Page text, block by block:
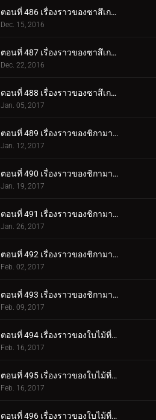
ตอนที่ 486 เรื่องราวของซาสึเกะ พระอาทิตย์ขึ้น ตอนที่ 3 ฟูชิน
Dec. 15, 2016
ตอนที่ 487 เรื่องราวของซาสึเกะ พระอาทิตย์ขึ้น ตอนที่ 4: เคตสึริวกัน
Dec. 22, 2016
ตอนที่ 488 เรื่องราวของซาสึเกะ พระอาทิตย์ขึ้น ตอนที่ 5: สิ่งสุดท้าย
Jan. 05, 2017
ตอนที่ 489 เรื่องราวของชิกามารุ เมฆล่องลอยในความมืดอันเงียบสงบ ตอนที่ 1: สถานการณ์
Jan. 12, 2017
ตอนที่ 490 เรื่องราวของชิกามารุ เมฆล่องลอยในความมืดอันเงียบสงบ ตอนที่ 2 เมฆดำ
Jan. 19, 2017
ตอนที่ 491 เรื่องราวของชิกามารุ เมฆล่องลอยไปในความมืดอันเงียบสงบ ตอนที่ 3: ความประมาท
Jan. 26, 2017
ตอนที่ 492 เรื่องราวของชิกามารุ เมฆล่องลอยในความมืดอันเงียบสงบ ตอนที่ 4: เมฆแห่งความสงสัย
Feb. 02, 2017
ตอนที่ 493 เรื่องราวของชิกามารุ เมฆล่องลอยในความมืดอันเงียบสงบ ตอนที่ 5 รุ่งอรุณ
Feb. 09, 2017
ตอนที่ 494 เรื่องราวของใบไม้ที่ซ่อนอยู่ วันที่สมบูรณ์แบบสำหรับงานแต่งงาน ตอนที่ 1 งานแต่งงานของนารูโตะ
Feb. 16, 2017
ตอนที่ 495 เรื่องราวของใบไม้ที่ซ่อนอยู่ วันที่สมบูรณ์แบบสำหรับงานแต่งงาน ตอนที่ 2: ของขวัญแต่งงานที่เต็มเปี่ยมไปด้วยพลัง
Feb. 16, 2017
ตอนที่ 496 เรื่องราวของใบไม้ที่ซ่อนอยู่ วันที่สมบูรณ์แบบสำหรับงานแต่งงาน ตอนที่ 3: น้ำพุร้อนและยาเม็ดอาหาร